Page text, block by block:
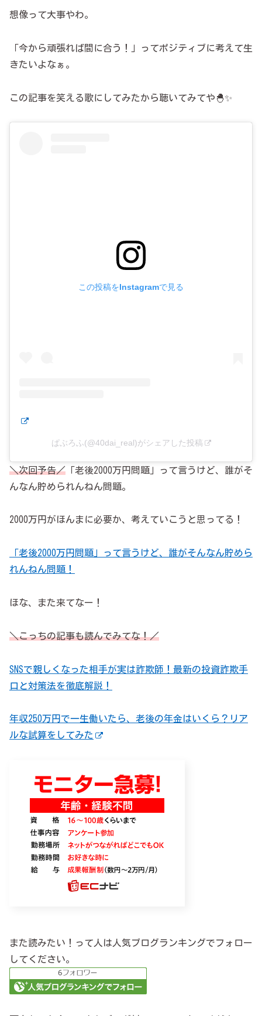
想像って大事やわ。
「今から頑張れば間に合う！」ってポジティブに考えて生
きたいよなぁ。
この記事を笑える歌にしてみたから聴いてみてや🐣✨
この投稿をInstagramで見る
ぱぶろふ(@40dai_real)がシェアした投稿
＼次回予告／ 「老後2000万円問題」って言うけど、誰がそ
んなん貯められんねん問題。
2000万円がほんまに必要か、考えていこうと思ってる！
「老後2000万円問題」って言うけど、誰がそんなん貯めら
れんねん問題！
ほな、また来てなー！
＼こっちの記事も読んでみてな！／
SNSで親しくなった相手が実は詐欺師！最新の投資詐欺手
口と対策法を徹底解説！
年収250万円で一生働いたら、老後の年金はいくら？リア
ルな試算をしてみた
また読みたい！って人は人気ブログランキングでフォロー
してください。